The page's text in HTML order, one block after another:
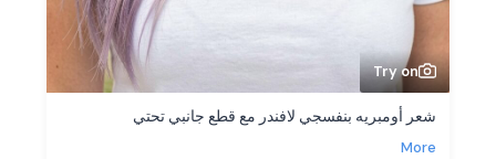
Try on
شعر أومبريه بنفسجي لافندر مع قطع جانبي تحتي
More